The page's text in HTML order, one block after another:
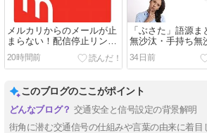
メルカリからのメールが止
まらない！配信停止リンク
が404でも大丈夫、アプリ
で確実に止める方法
20時間前
「ぶさた」語源ま
無沙汰・手持ち無
獄の沙汰
34日前
このブログのここがポイント
交通安全と信号設定の背景解明
街角に潜む交通信号の仕組みや言葉の由来に着目